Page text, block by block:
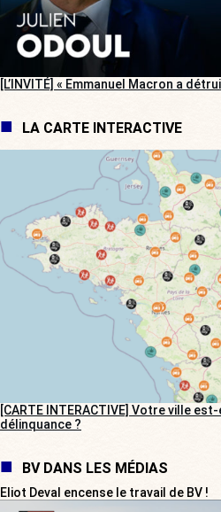
[L’INVITÉ] « Emmanuel Macron a
LA CARTE INTERACTIVE
[CARTE INTERACTIVE] Votre ville
délinquance ?
BV DANS LES MÉDIAS
Eliot Deval encense le travail de BV !